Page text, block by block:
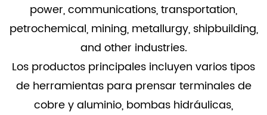
power, communications, transportation,
petrochemical, mining, metallurgy, shipbuilding,
and other industries.
Los productos principales incluyen varios tipos
de herramientas para prensar terminales de
cobre y aluminio, bombas hidráulicas,